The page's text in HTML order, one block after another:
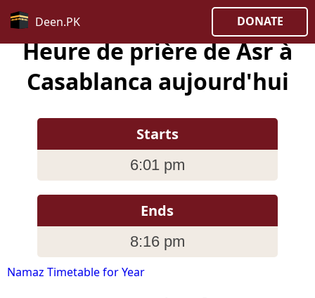
Deen.PK DONATE
Heure de prière de Asr à
Casablanca aujourd'hui
Starts
6:01 pm
Ends
8:16 pm
Namaz Timetable for Year